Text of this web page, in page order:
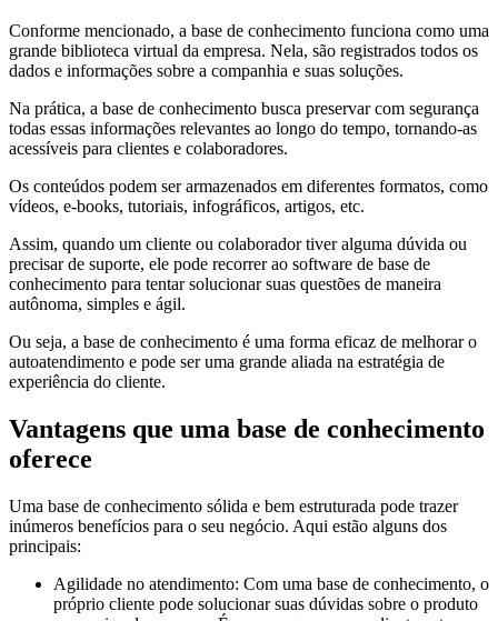
Conforme mencionado, a base de conhecimento funciona como uma
grande biblioteca virtual da empresa. Nela, são registrados todos os
dados e informações sobre a companhia e suas soluções.
Na prática, a base de conhecimento busca preservar com segurança
todas essas informações relevantes ao longo do tempo, tornando-as
acessíveis para clientes e colaboradores.
Os conteúdos podem ser armazenados em diferentes formatos, como
vídeos, e-books, tutoriais, infográficos, artigos, etc.
Assim, quando um cliente ou colaborador tiver alguma dúvida ou
precisar de suporte, ele pode recorrer ao software de base de
conhecimento para tentar solucionar suas questões de maneira
autônoma, simples e ágil.
Ou seja, a base de conhecimento é uma forma eficaz de melhorar o
autoatendimento e pode ser uma grande aliada na estratégia de
experiência do cliente.
Vantagens que uma base de conhecimento
oferece
Uma base de conhecimento sólida e bem estruturada pode trazer
inúmeros benefícios para o seu negócio. Aqui estão alguns dos
principais:
Agilidade no atendimento: Com uma base de conhecimento, o
próprio cliente pode solucionar suas dúvidas sobre o produto